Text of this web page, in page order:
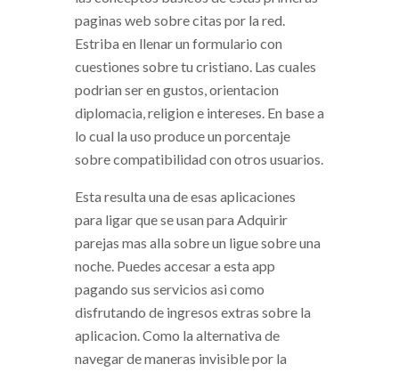
paginas web sobre citas por la red.
Estriba en llenar un formulario con
cuestiones sobre tu cristiano. Las cuales
podri­an ser en gustos, orientacion
diplomacia, religion e intereses. En base a
lo cual la uso produce un porcentaje
sobre compatibilidad con otros usuarios.
Esta resulta una de esas aplicaciones
para ligar que se usan para Adquirir
parejas mas alla sobre un ligue sobre una
noche. Puedes accesar a esta app
pagando sus servicios asi­ como
disfrutando de ingresos extras sobre la
aplicacion. Como la alternativa de
navegar de maneras invisible por la